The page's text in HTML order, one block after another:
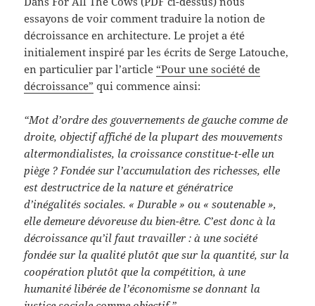
essayons de voir comment traduire la notion de
décroissance en architecture. Le projet a été
initialement inspiré par les écrits de Serge Latouche,
en particulier par l’article “Pour une société de
décroissance” qui commence ainsi:
“Mot d’ordre des gouvernements de gauche comme de
droite, objectif affiché de la plupart des mouvements
altermondialistes, la croissance constitue-t-elle un
piège ? Fondée sur l’accumulation des richesses, elle
est destructrice de la nature et génératrice
d’inégalités sociales. « Durable » ou « soutenable »,
elle demeure dévoreuse du bien-être. C’est donc à la
décroissance qu’il faut travailler : à une société
fondée sur la qualité plutôt que sur la quantité, sur la
coopération plutôt que la compétition, à une
humanité libérée de l’économisme se donnant la